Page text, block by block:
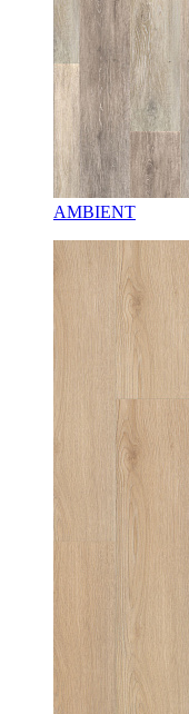
AMBIENT